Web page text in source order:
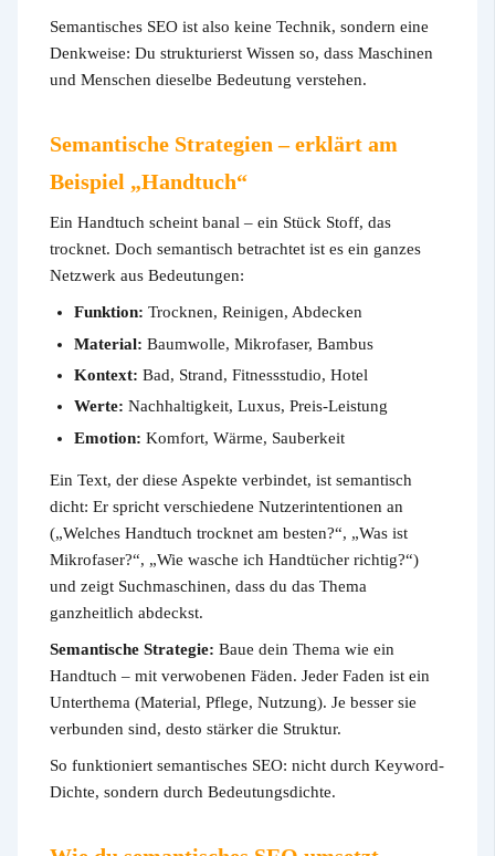
Semantisches SEO ist also keine Technik, sondern eine
Denkweise: Du strukturierst Wissen so, dass Maschinen
und Menschen dieselbe Bedeutung verstehen.
Semantische Strategien – erklärt am
Beispiel „Handtuch“
Ein Handtuch scheint banal – ein Stück Stoff, das
trocknet. Doch semantisch betrachtet ist es ein ganzes
Netzwerk aus Bedeutungen:
Funktion: Trocknen, Reinigen, Abdecken
Material: Baumwolle, Mikrofaser, Bambus
Kontext: Bad, Strand, Fitnessstudio, Hotel
Werte: Nachhaltigkeit, Luxus, Preis-Leistung
Emotion: Komfort, Wärme, Sauberkeit
Ein Text, der diese Aspekte verbindet, ist semantisch
dicht: Er spricht verschiedene Nutzerintentionen an
(„Welches Handtuch trocknet am besten?“, „Was ist
Mikrofaser?“, „Wie wasche ich Handtücher richtig?“)
und zeigt Suchmaschinen, dass du das Thema
ganzheitlich abdeckst.
Semantische Strategie: Baue dein Thema wie ein
Handtuch – mit verwobenen Fäden. Jeder Faden ist ein
Unterthema (Material, Pflege, Nutzung). Je besser sie
verbunden sind, desto stärker die Struktur.
So funktioniert semantisches SEO: nicht durch Keyword-
Dichte, sondern durch Bedeutungsdichte.